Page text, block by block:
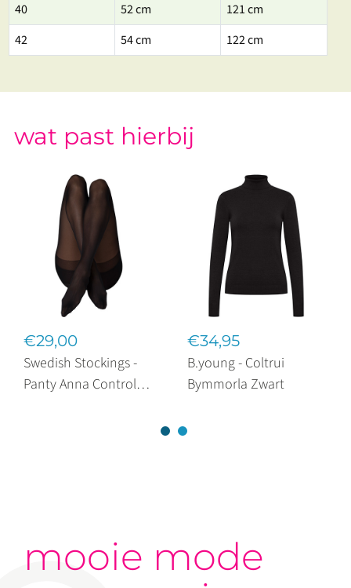
40
52 cm
121 cm
42
54 cm 122 cm
wat past hierbij
€29,00
Swedish Stockings -
Panty Anna Control
€34,95
B.young - Coltrui
Bymmorla Zwart
mooie mode